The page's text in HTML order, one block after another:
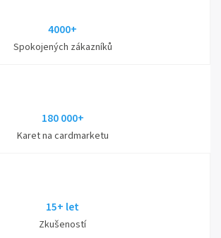
4000+
Spokojených zákazníků
180 000+
Karet na cardmarketu
15+ let
Zkušeností